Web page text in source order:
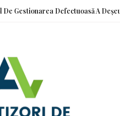
Gestionarea Defectuoasă A